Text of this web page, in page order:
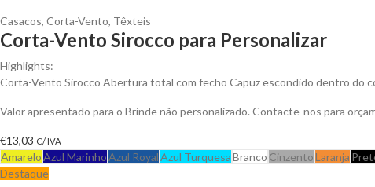
Casacos, Corta-Vento, Têxteis
Corta-Vento Sirocco para Personalizar
Highlights:
Corta-Vento Sirocco Abertura total com fecho Capuz escondido dentro do
Valor apresentado para o Brinde não personalizado. Contacte-nos para
€13,03 C/ IVA
AmareloAzul MarinhoAzul RoyalAzul TurquesaBranco CinzentoLaranja
Destaque